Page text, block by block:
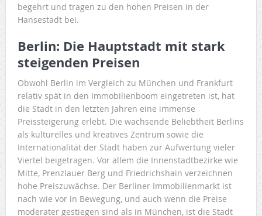
begehrt und tragen zu den hohen Preisen in der
Hansestadt bei.
Berlin: Die Hauptstadt mit stark
steigenden Preisen
Obwohl Berlin im Vergleich zu München und Frankfurt
relativ spät in den Immobilienboom eingetreten ist, hat
die Stadt in den letzten Jahren eine immense
Preissteigerung erlebt. Die wachsende Beliebtheit Berlins
als kulturelles und kreatives Zentrum sowie die
Internationalität der Stadt haben zur Aufwertung vieler
Viertel beigetragen. Vor allem die Innenstadtbezirke wie
Mitte, Prenzlauer Berg und Friedrichshain verzeichnen
hohe Preiszuwächse. Der Berliner Immobilienmarkt ist
nach wie vor in Bewegung, und auch wenn die Preise
moderater gestiegen sind als in München, ist die Stadt